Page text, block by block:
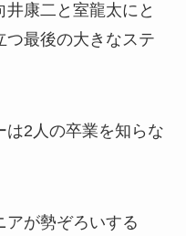
康二と室龍太にと
つ最後の大きなステ
は2人の卒業を知らな
アが勢ぞろいする